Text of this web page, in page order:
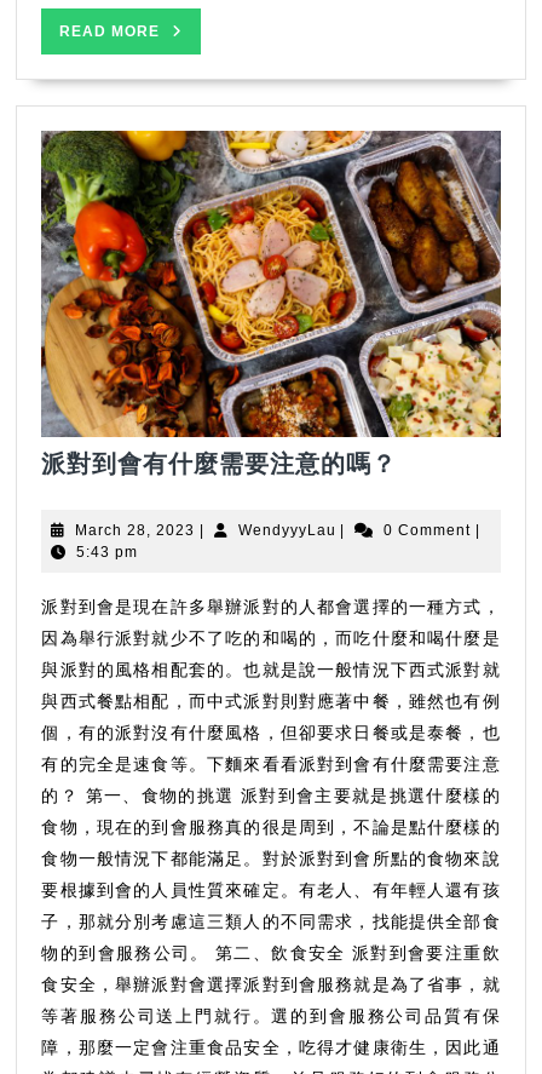
READ MORE
MORE
派對到會有什麼需要注意的嗎？
到
什
麼
需
要
注
意
的
嗎？
March 28, 2023 March
| WendyyyLau WendyyyLau
| 0 Comment |
5:43 pm
派對到會是現在許多舉辦派對的人都會選擇的一種方式，
因為舉行派對就少不了吃的和喝的，而吃什麼和喝什麼是
與派對的風格相配套的。也就是說一般情況下西式派對就
與西式餐點相配，而中式派對則對應著中餐，雖然也有例
個，有的派對沒有什麼風格，但卻要求日餐或是泰餐，也
有的完全是速食等。下麵來看看派對到會有什麼需要注意
的？ 第一、食物的挑選 派對到會主要就是挑選什麼樣的
食物，現在的到會服務真的很是周到，不論是點什麼樣的
食物一般情況下都能滿足。對於派對到會所點的食物來說
要根據到會的人員性質來確定。有老人、有年輕人還有孩
子，那就分別考慮這三類人的不同需求，找能提供全部食
物的到會服務公司。 第二、飲食安全 派對到會要注重飲
食安全，舉辦派對會選擇派對到會服務就是為了省事，就
等著服務公司送上門就行。選的到會服務公司品質有保
障，那麼一定會注重食品安全，吃得才健康衛生，因此通